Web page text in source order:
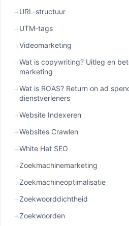
URL-structuur
UTM-tags
Videomarketing
Wat is copywriting? Uitleg en
marketing
Wat is ROAS? Return on ad
dienstverleners
Website Indexeren
Websites Crawlen
White Hat SEO
Zoekmachinemarketing
Zoekmachineoptimalisatie
Zoekwoorddichtheid
Zoekwoorden